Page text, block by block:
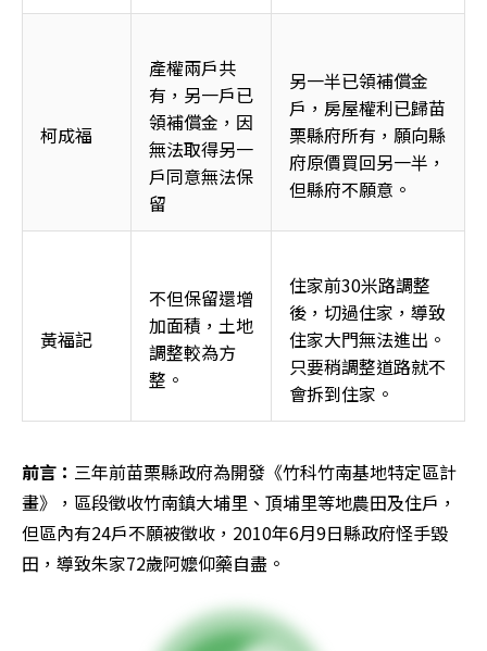
柯成福
產權兩戶共
有，另一戶已
領補償金，因
無法取得另一
戶同意無法保
留
另一半已領補償金
戶，房屋權利已歸苗
栗縣府所有，願向縣
府原價買回另一半，
但縣府不願意。
黃福記
不但保留還增
加面積，土地
調整較為方
整。
住家前30米路調整
後，切過住家，導致
住家大門無法進出。
只要稍調整道路就不
會拆到住家。
前言： 三年前苗栗縣政府為開發《竹科竹南基地特定區計
畫》，區段徵收竹南鎮大埔里、頂埔里等地農田及住戶，
但區內有24戶不願被徵收，2010年6月9日縣政府怪手毀
田，導致朱家72歲阿嬤仰藥自盡。